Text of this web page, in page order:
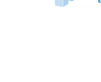
Privacy policy